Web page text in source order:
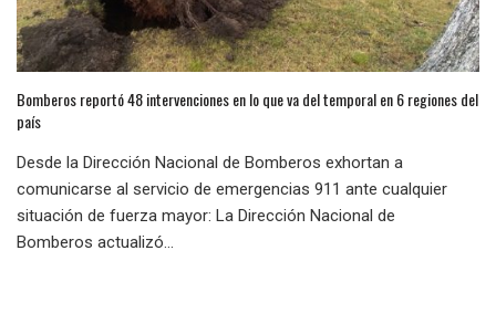
Bomberos reportó 48 intervenciones en lo que va del temporal en 6 regiones del
país
Desde la Dirección Nacional de Bomberos exhortan a
comunicarse al servicio de emergencias 911 ante cualquier
situación de fuerza mayor: La Dirección Nacional de
Bomberos actualizó...